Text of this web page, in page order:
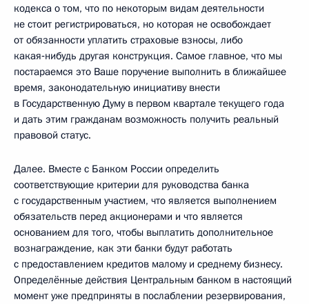
кодекса о том, что по некоторым видам деятельности
не стоит регистрироваться, но которая не освобождает
от обязанности уплатить страховые взносы, либо
какая‑нибудь другая конструкция. Самое главное, что мы
постараемся это Ваше поручение выполнить в ближайшее
время, законодательную инициативу внести
в Государственную Думу в первом квартале текущего года
и дать этим гражданам возможность получить реальный
правовой статус.
Далее. Вместе с Банком России определить
соответствующие критерии для руководства банка
с государственным участием, что является выполнением
обязательств перед акционерами и что является
основанием для того, чтобы выплатить дополнительное
вознаграждение, как эти банки будут работать
с предоставлением кредитов малому и среднему бизнесу.
Определённые действия Центральным банком в настоящий
момент уже предприняты в послаблении резервирования,